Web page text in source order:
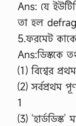
Ans: যে
তা হল
5.ফরমেট
Ans:ডিস্ককে
⑴ বিশ্বের
⑵ সর্বপ্রথম
1
⑶